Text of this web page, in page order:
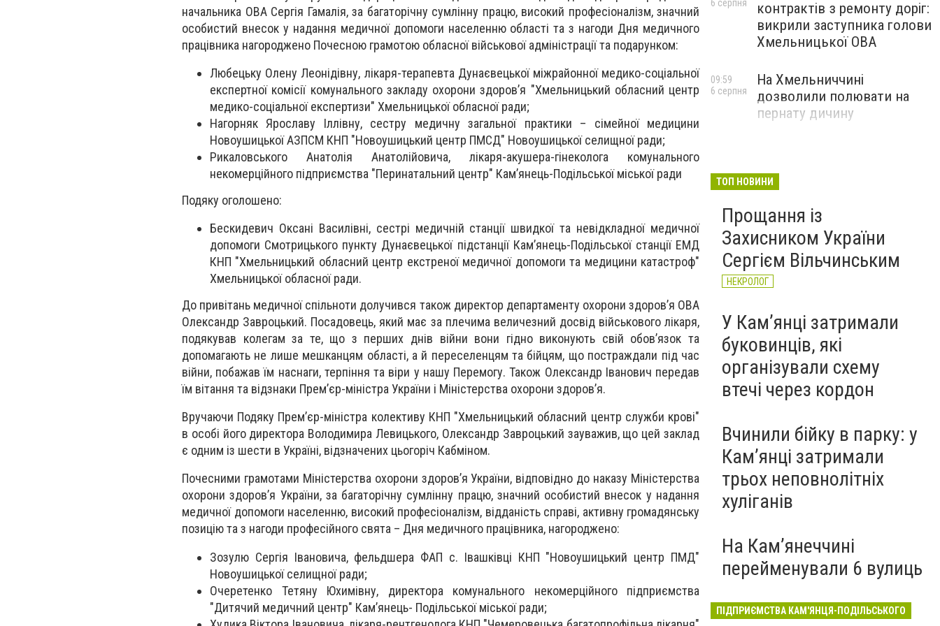
начальника ОВА Сергія Гамалія, за багаторічну сумлінну працю, високий професіоналізм, значний
особистий внесок у надання медичної допомоги населенню області та з нагоди Дня медичного
працівника нагороджено Почесною грамотою обласної військової адміністрації та подарунком:
Любецьку Олену Леонідівну, лікаря-терапевта Дунаєвецької міжрайонної медико-соціальної
експертної комісії комунального закладу охорони здоров’я "Хмельницький обласний центр
медико-соціальної експертизи" Хмельницької обласної ради;
Нагорняк Ярославу Іллівну, сестру медичну загальної практики – сімейної медицини
Новоушицької АЗПСМ КНП "Новоушицький центр ПМСД" Новоушицької селищної ради;
Рикаловського Анатолія Анатолійовича, лікаря-акушера-гінеколога комунального
некомерційного підприємства "Перинатальний центр" Кам’янець-Подільської міської ради
Подяку оголошено:
Бескидевич Оксані Василівні, сестрі медичній станції швидкої та невідкладної медичної
допомоги Смотрицького пункту Дунаєвецької підстанції Кам’янець-Подільської станції ЕМД
КНП "Хмельницький обласний центр екстреної медичної допомоги та медицини катастроф"
Хмельницької обласної ради.
До привітань медичної спільноти долучився також директор департаменту охорони здоров’я ОВА
Олександр Завроцький. Посадовець, який має за плечима величезний досвід військового лікаря,
подякував колегам за те, що з перших днів війни вони гідно виконують свій обов’язок та
допомагають не лише мешканцям області, а й переселенцям та бійцям, що постраждали під час
війни, побажав їм наснаги, терпіння та віри у нашу Перемогу. Також Олександр Іванович передав
їм вітання та відзнаки Прем’єр-міністра України і Міністерства охорони здоров’я.
Вручаючи Подяку Прем’єр-міністра колективу КНП "Хмельницький обласний центр служби крові"
в особі його директора Володимира Левицького, Олександр Завроцький зауважив, що цей заклад
є одним із шести в Україні, відзначених цьогоріч Кабміном.
Почесними грамотами Міністерства охорони здоров’я України, відповідно до наказу Міністерства
охорони здоров’я України, за багаторічну сумлінну працю, значний особистий внесок у надання
медичної допомоги населенню, високий професіоналізм, відданість справі, активну громадянську
позицію та з нагоди професійного свята – Дня медичного працівника, нагороджено:
Зозулю Сергія Івановича, фельдшера ФАП с. Івашківці КНП "Новоушицький центр ПМД"
Новоушицької селищної ради;
Очеретенко Тетяну Юхимівну, директора комунального некомерційного підприємства
"Дитячий медичний центр" Кам’янець- Подільської міської ради;
контрактів з ремонту доріг:
викрили заступника голови
Хмельницької ОВА
6 серпня
На Хмельниччині
дозволили полювати на
пернату дичину
09:59
6 серпня
ТОП НОВИНИ
Прощання із
Захисником України
Сергієм Вільчинським
НЕКРОЛОГ
У Кам’янці затримали
буковинців, які
організували схему
втечі через кордон
Вчинили бійку в парку: у
Кам’янці затримали
трьох неповнолітніх
хуліганів
На Камʼянеччині
перейменували 6 вулиць
ПІДПРИЄМСТВА КАМ'ЯНЦЯ-ПОДІЛЬСЬКОГО